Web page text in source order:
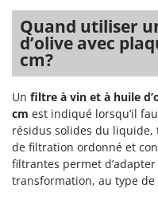
Quand utiliser
d’olive avec
cm?
Un filtre à vin et à huile
cm est indiqué lorsqu’il
résidus solides du liquide,
de filtration ordonné et
filtrantes permet
transformation, au type